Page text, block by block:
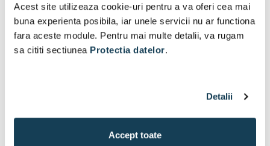
Acest site utilizeaza cookie-uri pentru a va oferi cea mai
buna experienta posibila, iar unele servicii nu ar functiona
fara aceste module. Pentru mai multe detalii, va rugam
sa cititi sectiunea Protectia datelor.
Detalii
Accept toate